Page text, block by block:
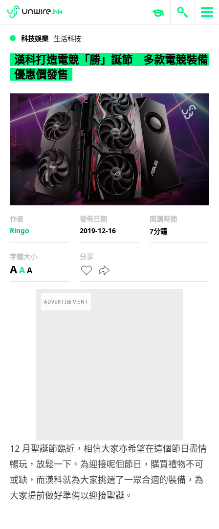
WWDC 2026 ERP 與商業 AI
科技娛樂 生活科技
漢科打造電競「勝」誕節 多款電競裝備
優惠價發售
作者
Ringo
發佈日期
2019-12-16
閱讀時間
7分鐘
字體大小
AAA
分享
ADVERTISEMENT
12 月聖誕節臨近，相信大家亦希望在這個節日盡情
暢玩，放鬆一下。為迎接呢個節日，購買禮物不可
或缺，而漢科就為大家挑選了一眾合適的裝備，為
大家提前做好準備以迎接聖誕。